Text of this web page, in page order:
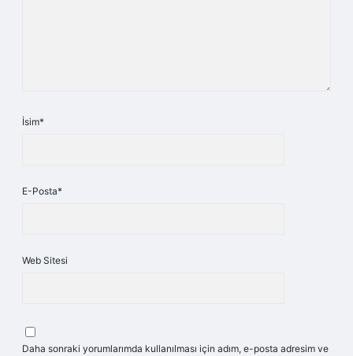
İsim*
E-Posta*
Web Sitesi
Daha sonraki yorumlarımda kullanılması için adım, e-posta adresim ve